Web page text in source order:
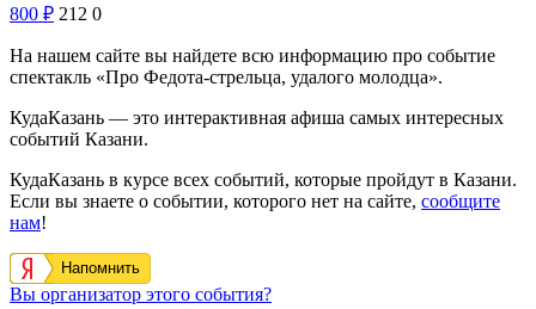
800 ₽ 212 0
На нашем сайте вы найдете всю информацию про событие
спектакль «Про Федота-стрельца, удалого молодца».
КудаКазань — это интерактивная афиша самых интересных
событий Казани.
КудаКазань в курсе всех событий, которые пройдут в Казани.
Если вы знаете о событии, которого нет на сайте, сообщите
нам!
Напомнить
Вы организатор этого события?